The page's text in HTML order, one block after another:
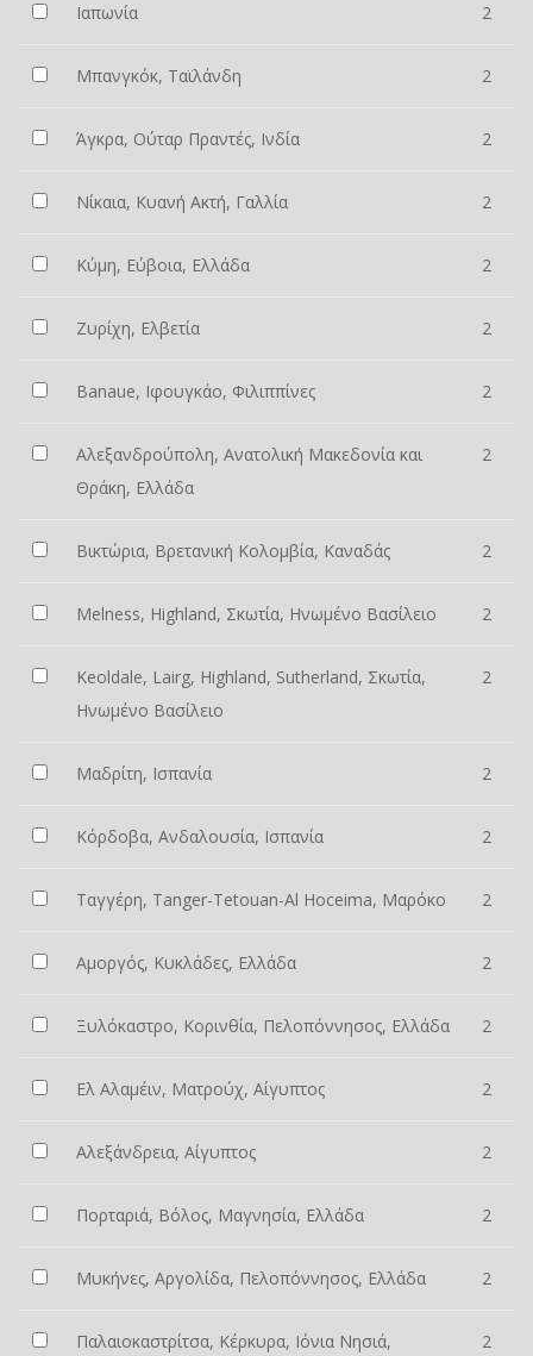
Ιαπωνία 2
Μπανγκόκ, Ταϊλάνδη 2
Άγκρα, Ούταρ Πραντές, Ινδία 2
Νίκαια, Κυανή Ακτή, Γαλλία 2
Κύμη, Εύβοια, Ελλάδα 2
Ζυρίχη, Ελβετία 2
Banaue, Ιφουγκάο, Φιλιππίνες 2
Αλεξανδρούπολη, Ανατολική Μακεδονία και
Θράκη, Ελλάδα
2
Βικτώρια, Βρετανική Κολομβία, Καναδάς 2
Melness, Highland, Σκωτία, Ηνωμένο Βασίλειο 2
Keoldale, Lairg, Highland, Sutherland, Σκωτία,
Ηνωμένο Βασίλειο
2
Μαδρίτη, Ισπανία 2
Κόρδοβα, Ανδαλουσία, Ισπανία 2
Ταγγέρη, Tanger-Tetouan-Al Hoceima, Μαρόκο 2
Αμοργός, Κυκλάδες, Ελλάδα 2
Ξυλόκαστρο, Κορινθία, Πελοπόννησος, Ελλάδα 2
Ελ Αλαμέιν, Ματρούχ, Αίγυπτος 2
Αλεξάνδρεια, Αίγυπτος 2
Πορταριά, Βόλος, Μαγνησία, Ελλάδα 2
Μυκήνες, Αργολίδα, Πελοπόννησος, Ελλάδα 2
Παλαιοκαστρίτσα, Κέρκυρα, Ιόνια Νησιά, 2